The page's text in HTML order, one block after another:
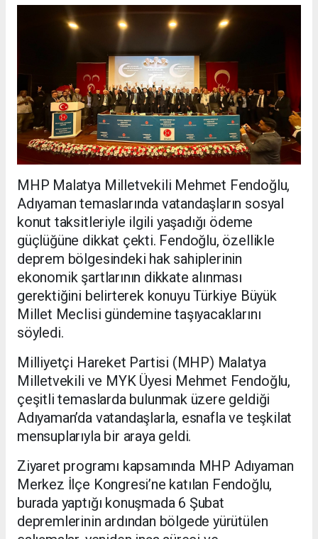
MHP Malatya Milletvekili Mehmet Fendoğlu,
Adıyaman temaslarında vatandaşların sosyal
konut taksitleriyle ilgili yaşadığı ödeme
güçlüğüne dikkat çekti. Fendoğlu, özellikle
deprem bölgesindeki hak sahiplerinin
ekonomik şartlarının dikkate alınması
gerektiğini belirterek konuyu Türkiye Büyük
Millet Meclisi gündemine taşıyacaklarını
söyledi.
Milliyetçi Hareket Partisi (MHP) Malatya
Milletvekili ve MYK Üyesi Mehmet Fendoğlu,
çeşitli temaslarda bulunmak üzere geldiği
Adıyaman’da vatandaşlarla, esnafla ve teşkilat
mensuplarıyla bir araya geldi.
Ziyaret programı kapsamında MHP Adıyaman
Merkez İlçe Kongresi’ne katılan Fendoğlu,
burada yaptığı konuşmada 6 Şubat
depremlerinin ardından bölgede yürütülen